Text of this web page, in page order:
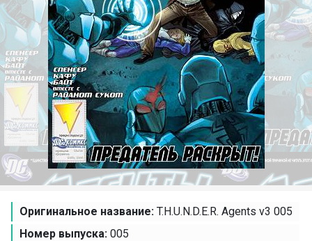
Оригинальное название: T.H.U.N.D.E.R. Agents v3 005
Номер выпуска: 005